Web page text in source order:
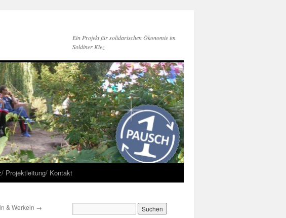
Ein Projekt für solidarischen Ökonomie im
Soldiner Kiez
Projektleitung/ Kontakt
& Werkeln →